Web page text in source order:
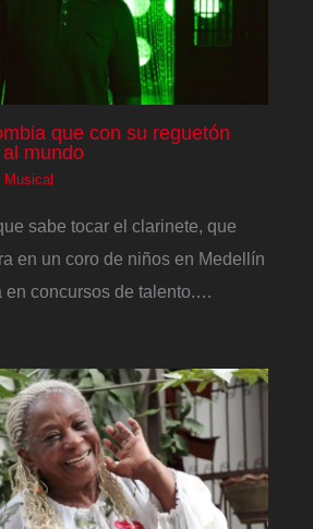
que con su reguetón
mundo
Musical
sabe tocar el clarinete, que
en un coro de niños en Medellín
concursos de talento.…